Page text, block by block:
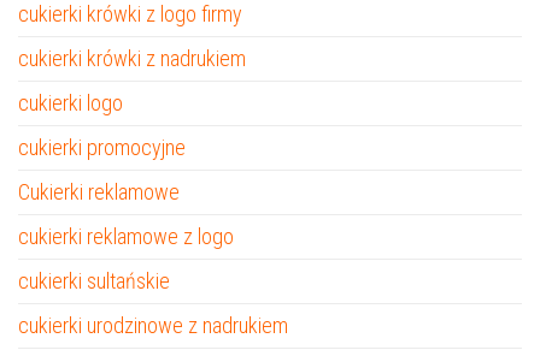
cukierki krówki z logo firmy
cukierki krówki z nadrukiem
cukierki logo
cukierki promocyjne
Cukierki reklamowe
cukierki reklamowe z logo
cukierki sultańskie
cukierki urodzinowe z nadrukiem